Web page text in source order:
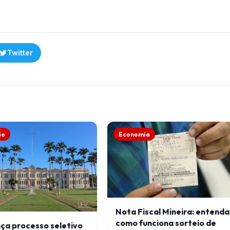
Twitter
processo seletivo
Economia
Nota Fiscal Mineira: entenda
como funciona sorteio de